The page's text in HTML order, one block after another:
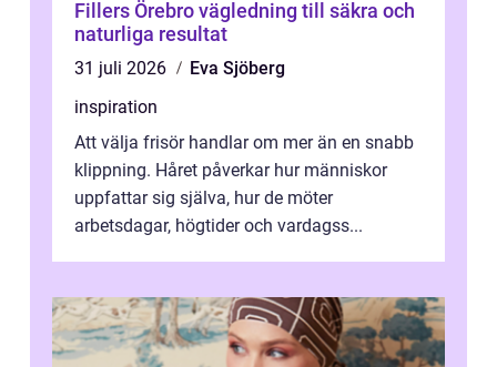
Fillers Örebro vägledning till säkra och
naturliga resultat
31 juli 2026
Eva Sjöberg
inspiration
Att välja frisör handlar om mer än en snabb
klippning. Håret påverkar hur människor
uppfattar sig själva, hur de möter
arbetsdagar, högtider och vardagss...